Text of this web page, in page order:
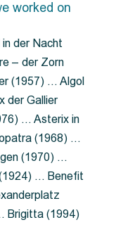
worked on
der Nacht
– der Zorn
(1957) … Algol
der Gallier
… Asterix in
(1968) …
(1970) …
… Benefit
Brigitta (1994)